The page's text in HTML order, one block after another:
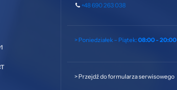
+48 690 263 038
> Poniedziałek – Piątek: 08:00 - 20:00
> Przejdź do formularza serwisowego